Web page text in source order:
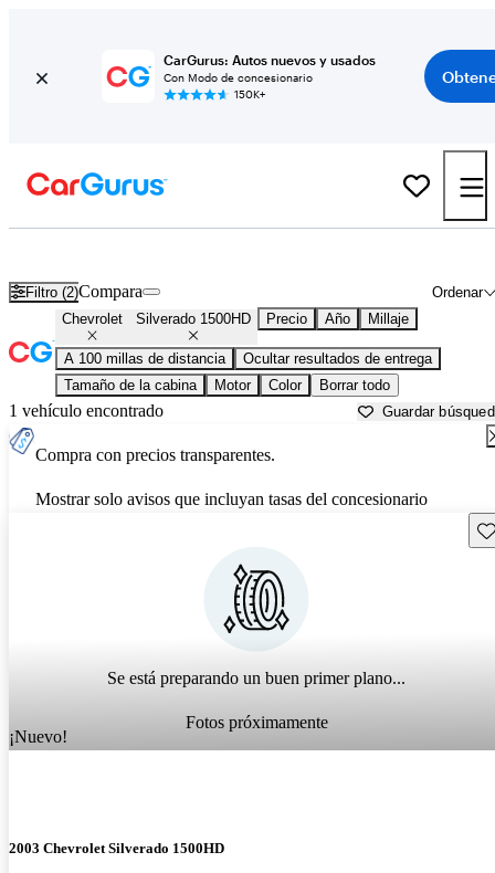
CarGurus: Autos nuevos y usados
Con Modo de concesionario
150K+
Filtro (2) Ordenar
Compara
Chevrolet Silverado 1500HD Precio Año Millaje
A 100 millas de distancia
Ocultar resultados de entrega
Tamaño de la cabina
Motor Color Borrar todo
1 vehículo encontrado Guardar
Compra con precios transparentes.
Mostrar solo avisos que incluyan tasas del concesionario
Se está preparando un buen primer plano...
Fotos próximamente
¡Nuevo!
2003 Chevrolet Silverado 1500HD